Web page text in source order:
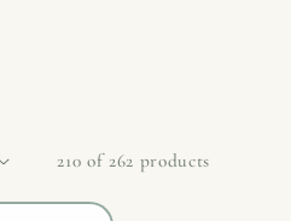
210 of 262 products